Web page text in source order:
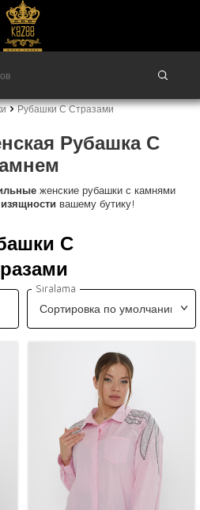
Рубашки С Стразами
Рубашка С
женские рубашки с камнями
изящности вашему бутику!
С
Sıralama